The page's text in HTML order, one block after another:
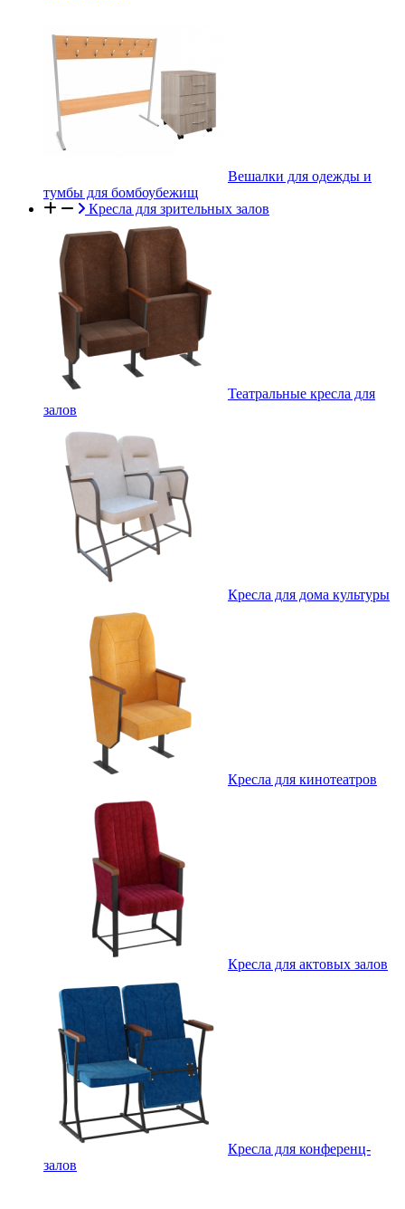
Вешалки для одежды и
тумбы для бомбоубежищ
Кресла для зрительных залов
Театральные кресла для
залов
Кресла для дома культуры
Кресла для кинотеатров
Кресла для актовых залов
Кресла для конференц-
залов